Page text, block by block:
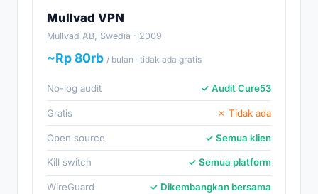
Mullvad VPN
Mullvad AB, Swedia · 2009
~Rp 80rb / bulan · tidak ada gratis
No-log audit ✓ Audit Cure53
Gratis ✗ Tidak ada
Open source ✓ Semua klien
Kill switch ✓ Semua platform
WireGuard ✓ Dikembangkan bersama